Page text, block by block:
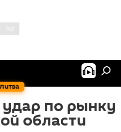
Литва
по рынку
области